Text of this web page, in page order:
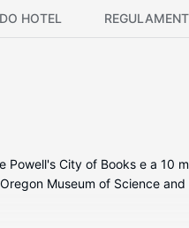
HOTEL
City of Books e a 10
Museum of Science